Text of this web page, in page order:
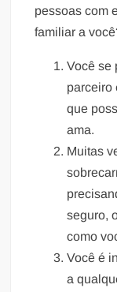
pessoas com
familiar a
Você se
parceiro
que
ama.
Muitas
seguro,
como
Você é
a